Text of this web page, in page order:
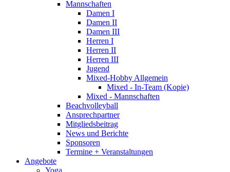
Mannschaften
Damen I
Damen II
Damen III
Herren I
Herren II
Herren III
Jugend
Mixed-Hobby Allgemein
Mixed - In-Team (Kopie)
Mixed - Mannschaften
Beachvolleyball
Ansprechpartner
Mitgliedsbeitrag
News und Berichte
Sponsoren
Termine + Veranstaltungen
Angebote
Yoga